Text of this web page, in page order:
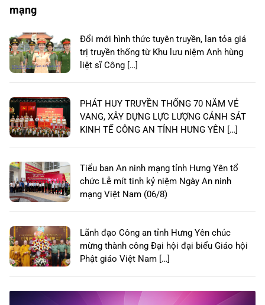
mạng
Đổi mới hình thức tuyên truyền, lan tỏa giá
trị truyền thống từ Khu lưu niệm Anh hùng
liệt sĩ Công […]
PHÁT HUY TRUYỀN THỐNG 70 NĂM VẺ
VANG, XÂY DỰNG LỰC LƯỢNG CẢNH SÁT
KINH TẾ CÔNG AN TỈNH HƯNG YÊN […]
Tiểu ban An ninh mạng tỉnh Hưng Yên tổ
chức Lễ mít tinh kỷ niệm Ngày An ninh
mạng Việt Nam (06/8)
Lãnh đạo Công an tỉnh Hưng Yên chúc
mừng thành công Đại hội đại biểu Giáo hội
Phật giáo Việt Nam […]